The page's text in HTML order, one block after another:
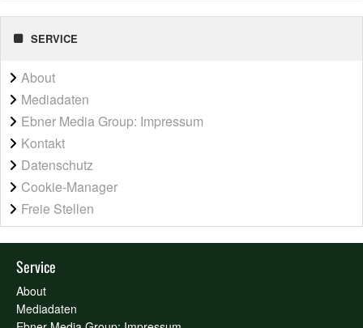
SERVICE
About
Mediadaten
Ebner Media Group: Impressum
Kontakt
Datenschutz
Cookie-Manager
Freie Stellen
Service
About
Mediadaten